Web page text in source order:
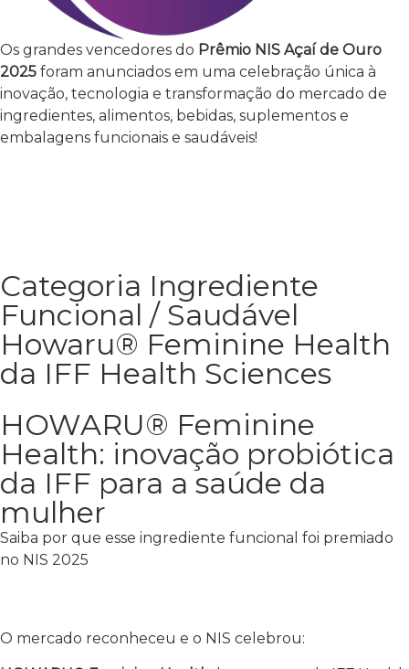
Os grandes vencedores do Prêmio NIS Açaí de Ouro
2025 foram anunciados em uma celebração única à
inovação, tecnologia e transformação do mercado de
ingredientes, alimentos, bebidas, suplementos e
embalagens funcionais e saudáveis!
Categoria Ingrediente
Funcional / Saudável
Howaru® Feminine Health
da IFF Health Sciences
HOWARU® Feminine
Health: inovação probiótica
da IFF para a saúde da
mulher
Saiba por que esse ingrediente funcional foi premiado
no NIS 2025
O mercado reconheceu e o NIS celebrou: